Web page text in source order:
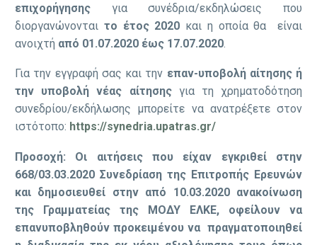
επιχορήγησης για συνέδρια/εκδηλώσεις που
διοργανώνονται το έτος 2020 και η οποία θα είναι
ανοιχτή από 01.07.2020 έως 17.07.2020
Για την εγγραφή σας και την επαν-υποβολή αίτησης ή
την υποβολή νέας αίτησηςγια τη χρηματοδότηση
συνεδρίου/εκδήλωσης μπορείτε να ανατρέξετε στον
ιστότοπο: https://synedria.upatras.gr/
Προσοχή: Οι αιτήσεις που είχαν εγκριθεί στην
668/03.03.2020 Συνεδρίαση της Επιτροπής Ερευνών
και δημοσιευθεί στην από 10.03.2020 ανακοίνωση
της Γραμματείας της ΜΟΔΥ ΕΛΚΕ, οφείλουν να
επανυποβληθούν προκειμένου να πραγματοποιηθεί